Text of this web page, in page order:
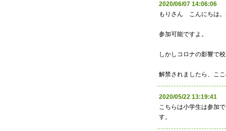
2020/06/07
もりさん こんにちは
参加可能ですよ。
しかしコロナの影響で
解禁されましたら、こ
2020/05/22
こちらは小学生は参加
す。